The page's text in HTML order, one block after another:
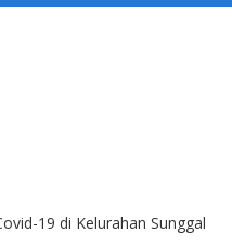
19 di Kelurahan Sunggal